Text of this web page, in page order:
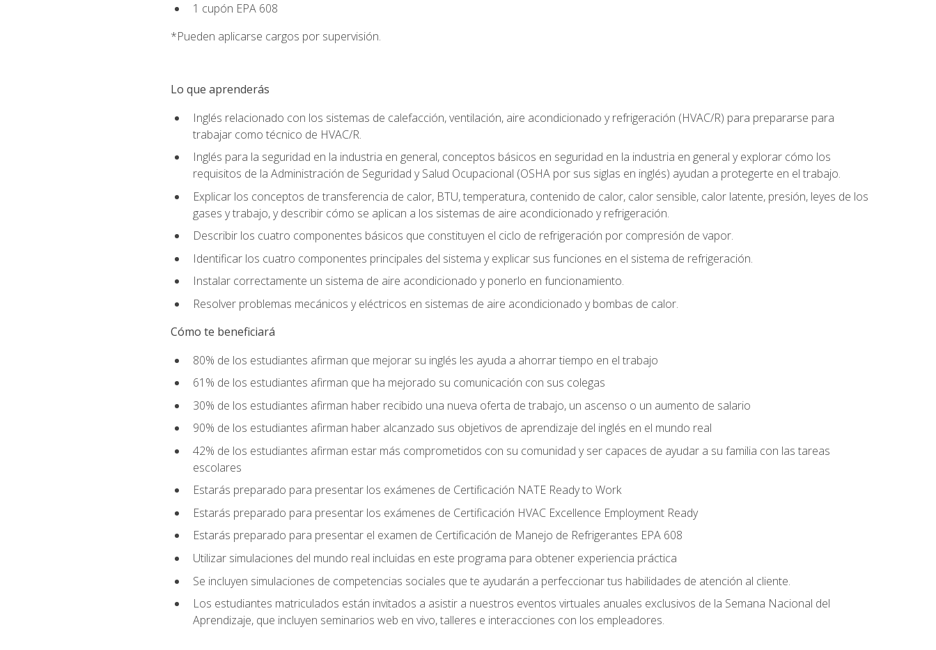
1 cupón EPA 608
*Pueden aplicarse cargos por supervisión.
Lo que aprenderás
Inglés relacionado con los sistemas de calefacción, ventilación, aire acondicionado y refrigeración (HVAC/R) para prepararse para
trabajar como técnico de HVAC/R.
Inglés para la seguridad en la industria en general, conceptos básicos en seguridad en la industria en general y explorar cómo los
requisitos de la Administración de Seguridad y Salud Ocupacional (OSHA por sus siglas en inglés) ayudan a protegerte en el trabajo.
Explicar los conceptos de transferencia de calor, BTU, temperatura, contenido de calor, calor sensible, calor latente, presión, leyes de los
gases y trabajo, y describir cómo se aplican a los sistemas de aire acondicionado y refrigeración.
Describir los cuatro componentes básicos que constituyen el ciclo de refrigeración por compresión de vapor.
Identificar los cuatro componentes principales del sistema y explicar sus funciones en el sistema de refrigeración.
Instalar correctamente un sistema de aire acondicionado y ponerlo en funcionamiento.
Resolver problemas mecánicos y eléctricos en sistemas de aire acondicionado y bombas de calor.
Cómo te beneficiará
80% de los estudiantes afirman que mejorar su inglés les ayuda a ahorrar tiempo en el trabajo
61% de los estudiantes afirman que ha mejorado su comunicación con sus colegas
30% de los estudiantes afirman haber recibido una nueva oferta de trabajo, un ascenso o un aumento de salario
90% de los estudiantes afirman haber alcanzado sus objetivos de aprendizaje del inglés en el mundo real
42% de los estudiantes afirman estar más comprometidos con su comunidad y ser capaces de ayudar a su familia con las tareas
escolares
Estarás preparado para presentar los exámenes de Certificación NATE Ready to Work
Estarás preparado para presentar los exámenes de Certificación HVAC Excellence Employment Ready
Estarás preparado para presentar el examen de Certificación de Manejo de Refrigerantes EPA 608
Utilizar simulaciones del mundo real incluidas en este programa para obtener experiencia práctica
Se incluyen simulaciones de competencias sociales que te ayudarán a perfeccionar tus habilidades de atención al cliente.
Los estudiantes matriculados están invitados a asistir a nuestros eventos virtuales anuales exclusivos de la Semana Nacional del
Aprendizaje, que incluyen seminarios web en vivo, talleres e interacciones con los empleadores.